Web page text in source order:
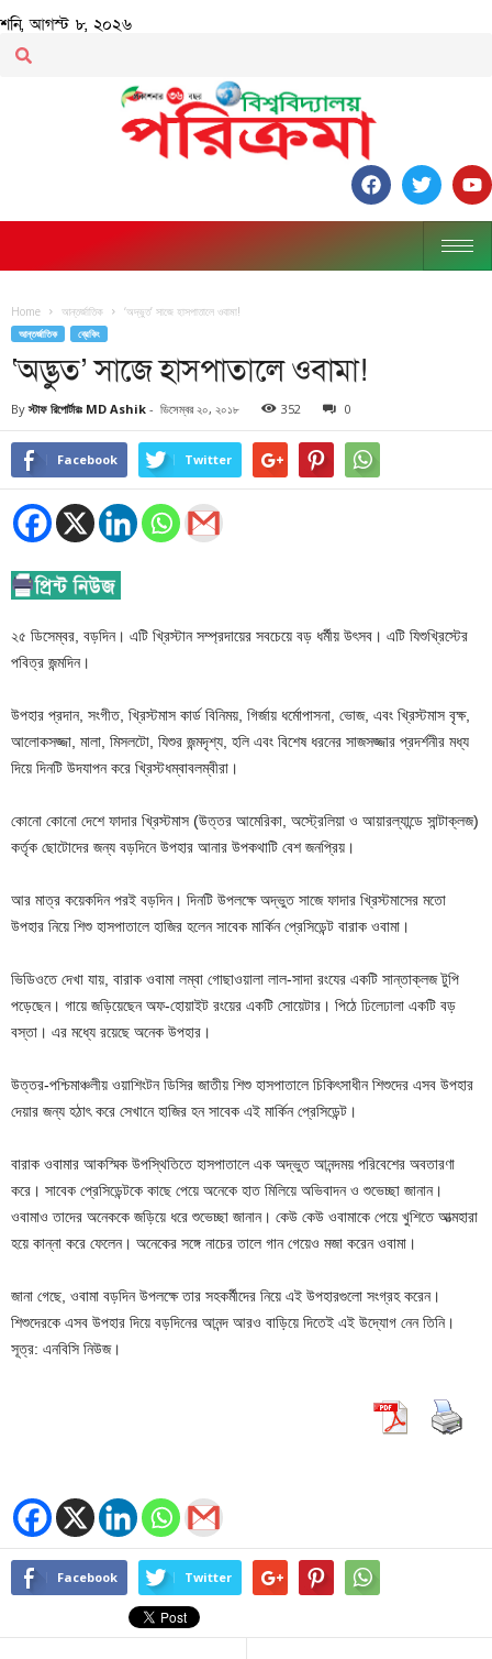
শনি, আগস্ট ৮, ২০২৬
Home আন্তর্জাতিক ‘অদ্ভুত’ সাজে হাসপাতালে ওবামা!
আন্তর্জাতিক ব্রেকিং
‘অদ্ভুত’ সাজে হাসপাতালে ওবামা!
By স্টাফ রিপোর্টারঃ MD Ashik - ডিসেম্বর ২০, ২০১৮ 352 0
Facebook Twitter
২৫ ডিসেম্বর, বড়দিন। এটি খ্রিস্টান সম্প্রদায়ের সবচেয়ে বড় ধর্মীয় উৎসব। এটি যিশুখ্রিস্টের
পবিত্র জন্মদিন।
উপহার প্রদান, সংগীত, খ্রিস্টমাস কার্ড বিনিময়, গির্জায় ধর্মোপাসনা, ভোজ, এবং খ্রিস্টমাস বৃক্ষ,
আলোকসজ্জা, মালা, মিসলটো, যিশুর জন্মদৃশ্য, হলি এবং বিশেষ ধরনের সাজসজ্জার প্রদর্শনীর মধ্য
দিয়ে দিনটি উদযাপন করে খ্রিস্টধম্বাবলম্বীরা।
কোনো কোনো দেশে ফাদার খ্রিস্টমাস (উত্তর আমেরিকা, অস্ট্রেলিয়া ও আয়ারল্যান্ডে সান্টাক্লজ)
কর্তৃক ছোটোদের জন্য বড়দিনে উপহার আনার উপকথাটি বেশ জনপ্রিয়।
আর মাত্র কয়েকদিন পরই বড়দিন। দিনটি উপলক্ষে অদ্ভুত সাজে ফাদার খ্রিস্টমাসের মতো
উপহার নিয়ে শিশু হাসপাতালে হাজির হলেন সাবেক মার্কিন প্রেসিডেন্ট বারাক ওবামা।
ভিডিওতে দেখা যায়, বারাক ওবামা লম্বা গোছাওয়ালা লাল-সাদা রংযের একটি সান্তাক্লজ টুপি
পড়েছেন। গায়ে জড়িয়েছেন অফ-হোয়াইট রংয়ের একটি সোয়েটার। পিঠে ঢিলেঢালা একটি বড়
বস্তা। এর মধ্যে রয়েছে অনেক উপহার।
উত্তর-পশ্চিমাঞ্চলীয় ওয়াশিংটন ডিসির জাতীয় শিশু হাসপাতালে চিকিৎসাধীন শিশুদের এসব উপহার
দেয়ার জন্য হঠাৎ করে সেখানে হাজির হন সাবেক এই মার্কিন প্রেসিডেন্ট।
বারাক ওবামার আকস্মিক উপস্থিতিতে হাসপাতালে এক অদ্ভুত আনন্দময় পরিবেশের অবতারণা
করে। সাবেক প্রেসিডেন্টকে কাছে পেয়ে অনেকে হাত মিলিয়ে অভিবাদন ও শুভেচ্ছা জানান।
ওবামাও তাদের অনেককে জড়িয়ে ধরে শুভেচ্ছা জানান। কেউ কেউ ওবামাকে পেয়ে খুশিতে আত্মহারা
হয়ে কান্না করে ফেলেন। অনেকের সঙ্গে নাচের তালে গান গেয়েও মজা করেন ওবামা।
জানা গেছে, ওবামা বড়দিন উপলক্ষে তার সহকর্মীদের নিয়ে এই উপহারগুলো সংগ্রহ করেন।
শিশুদেরকে এসব উপহার দিয়ে বড়দিনের আনন্দ আরও বাড়িয়ে দিতেই এই উদ্যোগ নেন তিনি।
সূত্র: এনবিসি নিউজ।
Facebook Twitter